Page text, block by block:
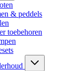
& peddels
toebehoren